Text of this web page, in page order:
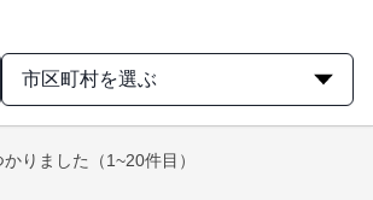
市区町村を選ぶ
りました （1~20件目）